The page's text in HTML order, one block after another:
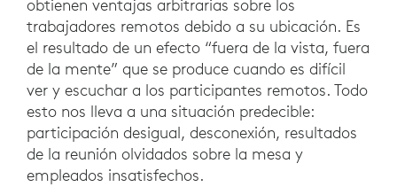
obtienen ventajas arbitrarias sobre los
trabajadores remotos debido a su ubicación. Es
el resultado de un efecto “fuera de la vista, fuera
de la mente” que se produce cuando es difícil
ver y escuchar a los participantes remotos. Todo
esto nos lleva a una situación predecible:
participación desigual, desconexión, resultados
de la reunión olvidados sobre la mesa y
empleados insatisfechos.